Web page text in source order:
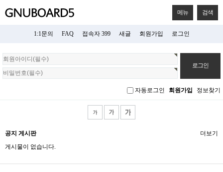
메뉴 검색
1:1문의 FAQ 접속자 399 새글 회원가입 로그인
회
원
로
자동로그인 회원가입 정보찾기
공지 게시판
게시물이 없습니다.
더보기